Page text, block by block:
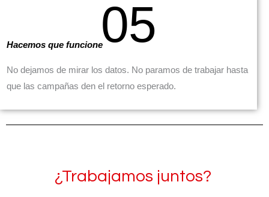
05
Hacemos que funcione
No dejamos de mirar los datos. No paramos de trabajar hasta
que las campañas den el retorno esperado.
¿Trabajamos juntos?